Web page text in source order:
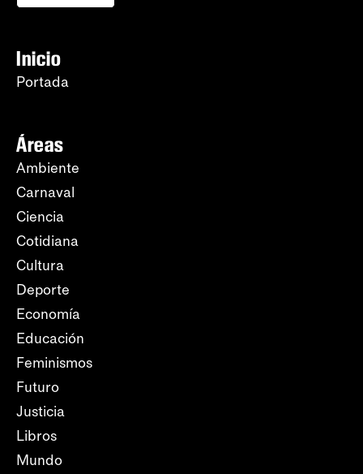
Inicio
Portada
Áreas
Ambiente
Carnaval
Ciencia
Cotidiana
Cultura
Deporte
Economía
Educación
Feminismos
Futuro
Justicia
Libros
Mundo